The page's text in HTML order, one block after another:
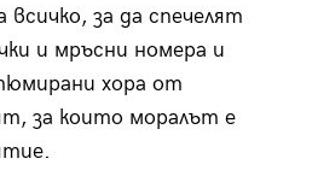
за да спечелят
и мръсни номера и
хора от
за които моралът е